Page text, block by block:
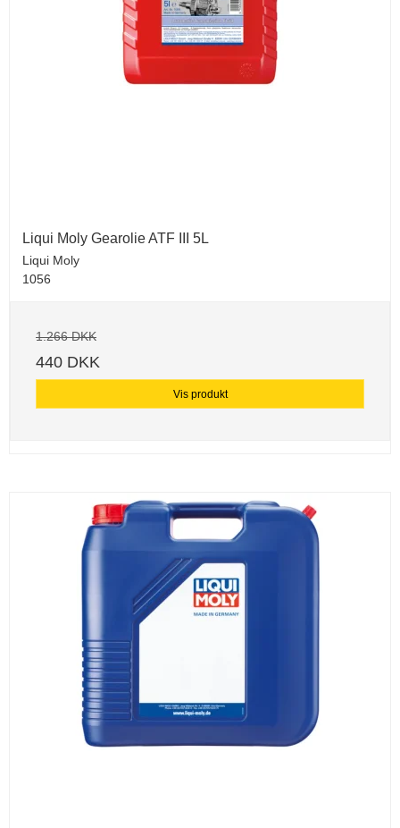
Liqui Moly Gearolie ATF III 5L
Liqui Moly
1056
1.266 DKK
440 DKK
Vis produkt